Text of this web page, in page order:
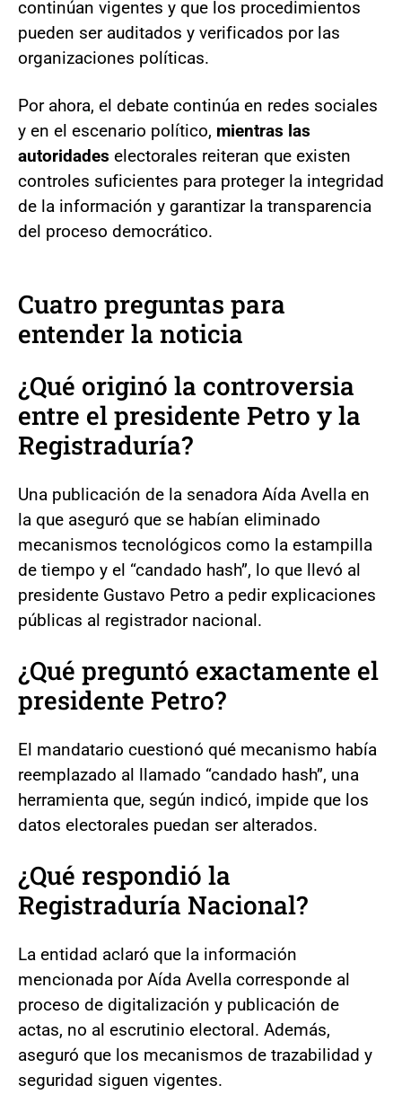
continúan vigentes y que los procedimientos
pueden ser auditados y verificados por las
organizaciones políticas.
Por ahora, el debate continúa en redes sociales
y en el escenario político, mientras las
autoridades electorales reiteran que existen
controles suficientes para proteger la integridad
de la información y garantizar la transparencia
del proceso democrático.
Cuatro preguntas para
entender la noticia
¿Qué originó la controversia
entre el presidente Petro y la
Registraduría?
Una publicación de la senadora Aída Avella en
la que aseguró que se habían eliminado
mecanismos tecnológicos como la estampilla
de tiempo y el “candado hash”, lo que llevó al
presidente Gustavo Petro a pedir explicaciones
públicas al registrador nacional.
¿Qué preguntó exactamente el
presidente Petro?
El mandatario cuestionó qué mecanismo había
reemplazado al llamado “candado hash”, una
herramienta que, según indicó, impide que los
datos electorales puedan ser alterados.
¿Qué respondió la
Registraduría Nacional?
La entidad aclaró que la información
mencionada por Aída Avella corresponde al
proceso de digitalización y publicación de
actas, no al escrutinio electoral. Además,
aseguró que los mecanismos de trazabilidad y
seguridad siguen vigentes.